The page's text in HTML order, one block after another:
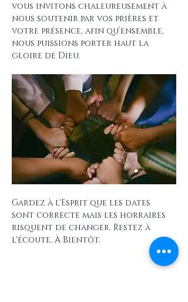
vous invitons chaleureusement à
nous soutenir par vos prières et
votre présence, afin qu’ensemble,
nous puissions porter haut la
gloire de Dieu.
Gardez à l'Esprit que les dates
sont correcte mais les horraires
risquent de changer. Restez à
l'écoute. À Bientôt.